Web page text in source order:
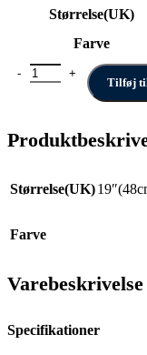
Størrelse(UK)
Farve
Centurion Challenger
Tilføj
Størrelse(UK)
Farve
Varebeskrivelse
Specifikationer